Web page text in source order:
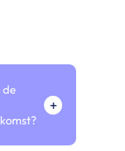
de
+